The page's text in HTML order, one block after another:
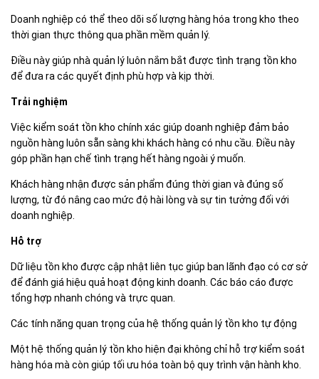
Doanh nghiệp có thể theo dõi số lượng hàng hóa trong kho theo
thời gian thực thông qua phần mềm quản lý.
Điều này giúp nhà quản lý luôn nắm bắt được tình trạng tồn kho
để đưa ra các quyết định phù hợp và kịp thời.
Trải nghiệm
Việc kiểm soát tồn kho chính xác giúp doanh nghiệp đảm bảo
nguồn hàng luôn sẵn sàng khi khách hàng có nhu cầu. Điều này
góp phần hạn chế tình trạng hết hàng ngoài ý muốn.
Khách hàng nhận được sản phẩm đúng thời gian và đúng số
lượng, từ đó nâng cao mức độ hài lòng và sự tin tưởng đối với
doanh nghiệp.
Hỗ trợ
Dữ liệu tồn kho được cập nhật liên tục giúp ban lãnh đạo có cơ sở
để đánh giá hiệu quả hoạt động kinh doanh. Các báo cáo được
tổng hợp nhanh chóng và trực quan.
Các tính năng quan trọng của hệ thống quản lý tồn kho tự động
Một hệ thống quản lý tồn kho hiện đại không chỉ hỗ trợ kiểm soát
hàng hóa mà còn giúp tối ưu hóa toàn bộ quy trình vận hành kho.